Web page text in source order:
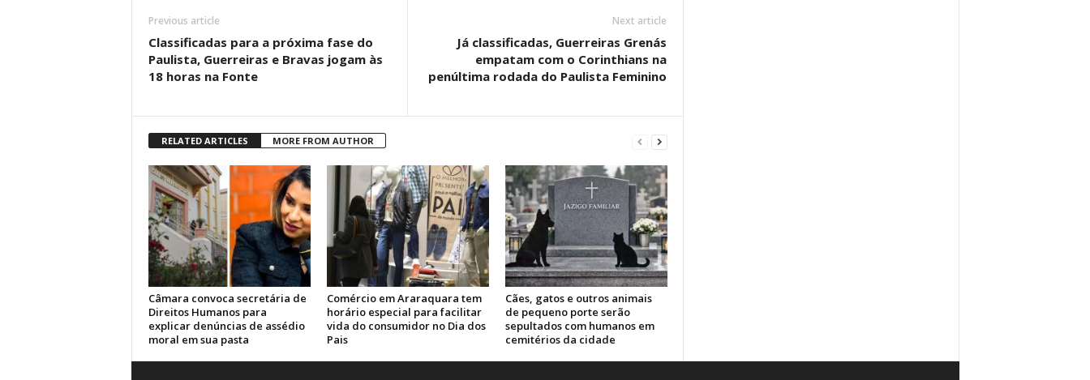
Previous article
Classificadas para a próxima fase do
Paulista, Guerreiras e Bravas jogam às
18 horas na Fonte
Next article
Já classificadas, Guerreiras Grenás
empatam com o Corinthians na
penúltima rodada do Paulista Feminino
RELATED ARTICLES MORE FROM AUTHOR
Câmara convoca secretária de
Direitos Humanos para
explicar denúncias de assédio
moral em sua pasta
Comércio em Araraquara tem
horário especial para facilitar
vida do consumidor no Dia dos
Pais
Cães, gatos e outros animais
de pequeno porte serão
sepultados com humanos em
cemitérios da cidade